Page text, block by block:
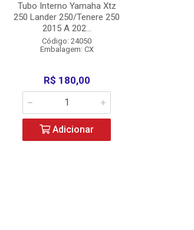
Tubo Interno Yamaha Xtz
250 Lander 250/Tenere 250
2015 A 202...
Código: 24050
Embalagem: CX
R$ 180,00
Adicionar